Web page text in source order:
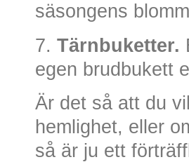
säsongens
7. Tärnbuketter.
egen brudbukett
Är det så att du
hemlighet, eller
så är ju ett